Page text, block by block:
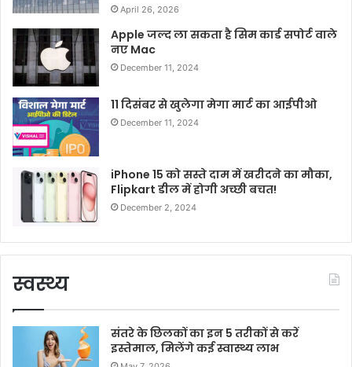
April 26, 2026
Apple जल्द ला सकता है सिम कार्ड सपोर्ट वाले
नए Mac
December 11, 2024
11 दिसंबर से खुलेगा मेगा मार्ट का आईपीओ
December 11, 2024
iPhone 15 को सस्ते दाम में खरीदने का मौका,
Flipkart डील में होगी अच्छी बचत!
December 2, 2024
स्वस्थ्य
संतरे के छिलकों का इन 5 तरीकों से करें
इस्तेमाल, मिलेंगे कई स्वास्थ्य लाभ